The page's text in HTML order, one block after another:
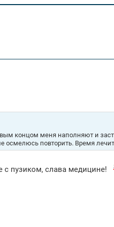
концом меня наполняют и
осмелюсь повторить. Время
с пузиком, слава медицине!